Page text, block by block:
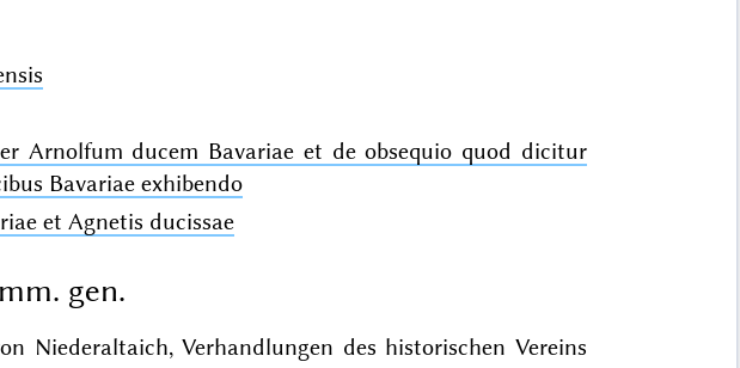
Arnolfum ducem Bavariae et de obsequio quod dicitur
Bavariae exhibendo
et Agnetis ducissae
gen.
Niederaltaich, Verhandlungen des historischen Vereins